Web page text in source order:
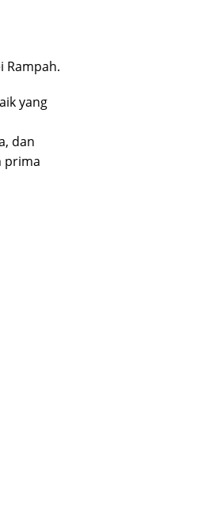
Rampah.
yang
dan
prima